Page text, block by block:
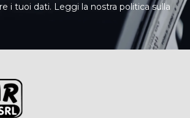
i tuoi dati. Leggi la nostra politica sulla